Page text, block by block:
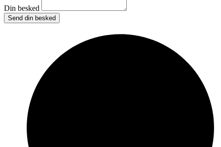
Din besked
Send din besked